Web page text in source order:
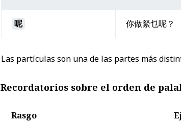
呢 你做緊乜呢？
Las partículas son una de las partes más
Recordatorios sobre el orden de
Rasgo